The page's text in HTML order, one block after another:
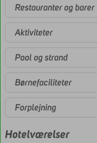
Restauranter og barer
Aktiviteter
Pool og strand
Børnefaciliteter
Forplejning
Hotelværelser